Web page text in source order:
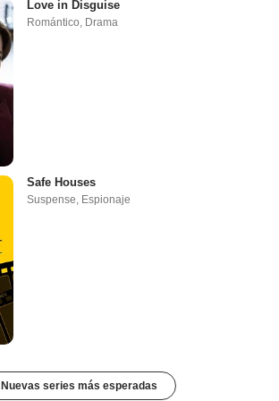
Love in Disguise
Romántico, Drama
Safe Houses
Suspense, Espionaje
Nuevas series más esperadas